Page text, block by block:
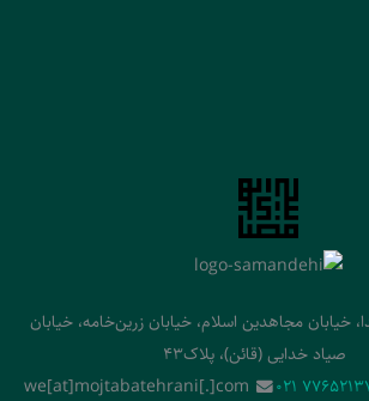
خیابان مجاهدین اسلام، خیابان زرین‌خامه، خیابان
صیاد خدایی (قائن)، پلاک43
‭021
we[at]mojtabatehrani[.]com